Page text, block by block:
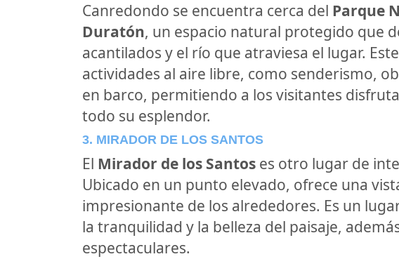
Canredondo se encuentra cerca del Parque
Duratón, un espacio natural protegido que
acantilados y el río que atraviesa el lugar.
actividades al aire libre, como senderismo,
en barco, permitiendo a los visitantes
todo su esplendor.
3. MIRADOR DE LOS SANTOS
El Mirador de los Santos es otro lugar de
Ubicado en un punto elevado, ofrece una
impresionante de los alrededores. Es un
la tranquilidad y la belleza del paisaje,
espectaculares.